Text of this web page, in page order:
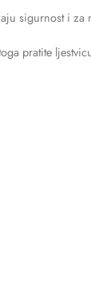
sigurnost i za
pratite